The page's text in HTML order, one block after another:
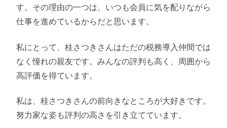
す。その理由の一つは、いつも会員に気を配りながら
仕事を進めているからだと思います。
私にとって、桂さつきさんはただの税務導入仲間では
なく憧れの親友です。みんなの評判も高く、周囲から
高評価を得ています。
私は、桂さつきさんの前向きなところが大好きです。
努力家な姿も評判の高さを引き立てています。